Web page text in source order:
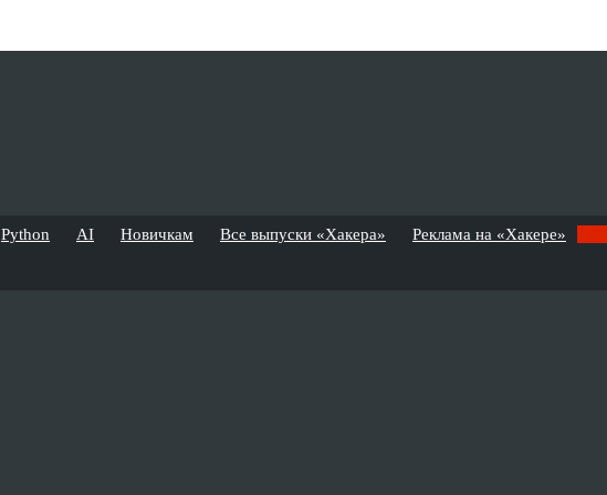
Python AI Новичкам Все выпуски «Хакера» Реклама на «Хакере»